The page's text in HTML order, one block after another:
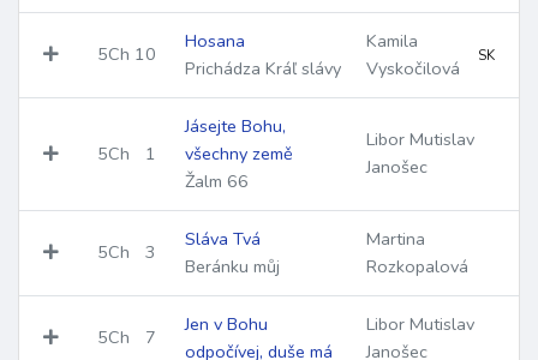
5Ch 10
Hosana
Prichádza Kráľ slávy
Kamila
Vyskočilová
SK
5Ch 1
Jásejte Bohu,
všechny země
Žalm 66
Libor Mutislav
Janošec
5Ch 3
Sláva Tvá
Beránku můj
Martina
Rozkopalová
5Ch 7
Jen v Bohu
odpočívej, duše má
Libor Mutislav
Janošec